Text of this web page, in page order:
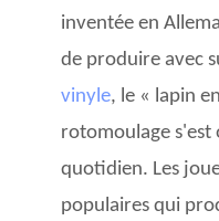
inventée en
de produire avec
vinyle, le « lapin
rotomoulage s'est
quotidien. Les
populaires qui